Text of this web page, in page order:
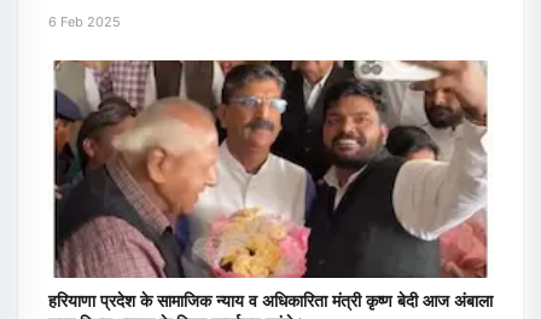
6 Feb 2025
हरियाणा प्रदेश के सामाजिक न्याय व अधिकारिता मंत्री कृष्ण बेदी आज अंबाला